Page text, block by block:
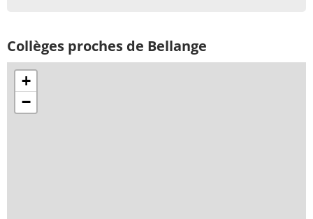
Collèges proches de Bellange
+
−